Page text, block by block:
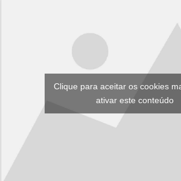
Clique para aceitar os cookies
ativar este conteúdo